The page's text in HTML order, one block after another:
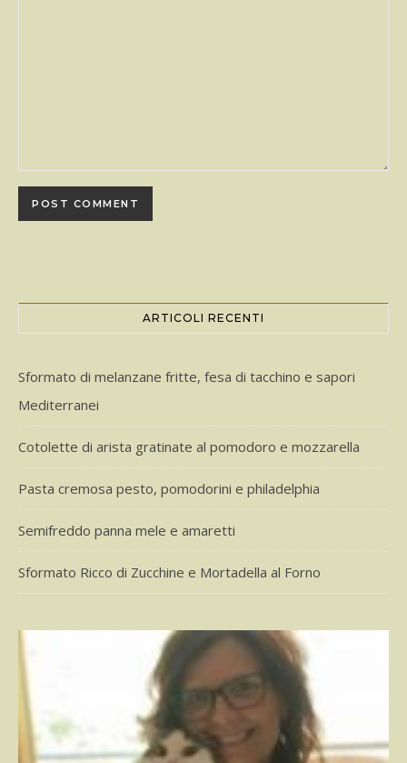
ARTICOLI RECENTI
Sformato di melanzane fritte, fesa di tacchino e sapori
Mediterranei
Cotolette di arista gratinate al pomodoro e mozzarella
Pasta cremosa pesto, pomodorini e philadelphia
Semifreddo panna mele e amaretti
Sformato Ricco di Zucchine e Mortadella al Forno